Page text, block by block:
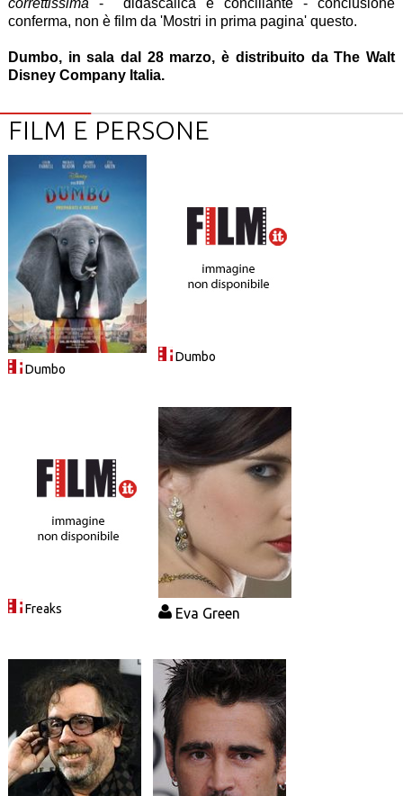
conferma, non è film da 'Mostri in prima pagina' questo.
Dumbo, in sala dal 28 marzo, è distribuito da The Walt
Disney Company Italia.
FILM E PERSONE
Dumbo
Dumbo
Freaks Eva Green